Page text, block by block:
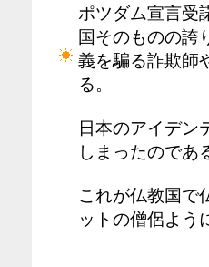
ポツダム宣言受
国そのものの誇
義を騙る詐欺師
る。
日本のアイデン
しまったのであ
これが仏教国で
ットの僧侶よう